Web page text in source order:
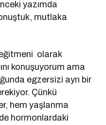
yazımda
mutlaka
olarak
konuşuyorum ama
egzersizi ayrı bir
Çünkü
hem yaşlanma
hormonlardaki